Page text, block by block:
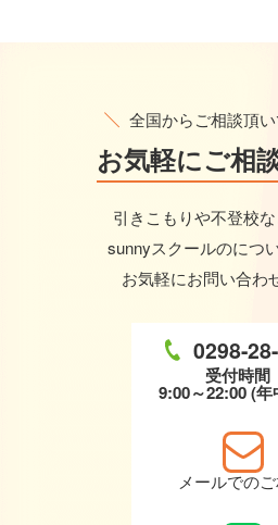
全国からご相談頂
お気軽にご相
引きこもりや不登校
sunnyスクールのにつ
お気軽にお問い合わ
0298-
受付時間
9:00～22:00 (
メールでの